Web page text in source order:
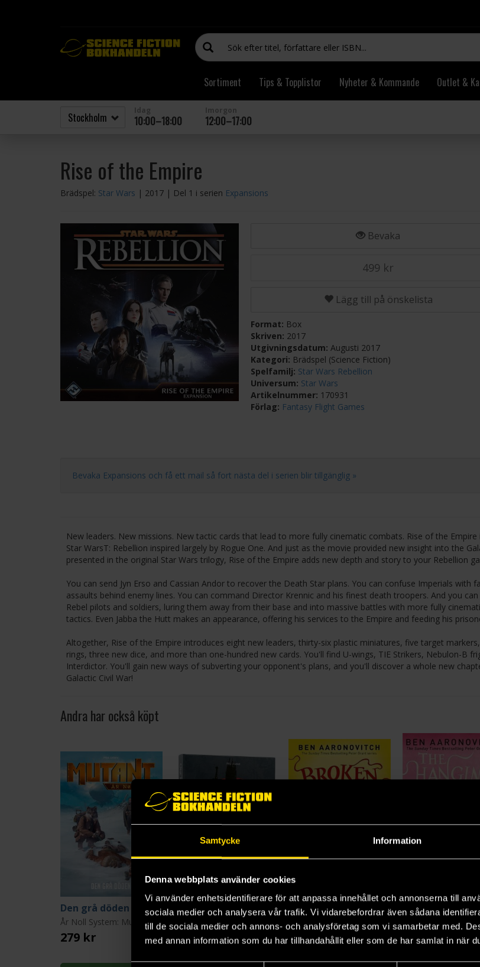
Samtycke Information
Denna webbplats använder cookies
Vi använder enhetsidentifierare för att anpassa innehållet och annonserna till
sociala medier och analysera vår trafik. Vi vidarebefordrar även sådana
till de sociala medier och annons- och analysföretag som vi samarbetar med.
med annan information som du har tillhandahållit eller som de har samlat in när
Sortiment Tips & Topplistor Nyheter & Kommande Outlet &
10:00–18:00 12:00–17:00
Rise of the Empire
Brädspel: Star Wars | 2017 | Del 1 i serien Expansions
Bevaka
499 kr
Lägg till på önskelista
Format: Box
Skriven: 2017
Utgivningsdatum:Augusti 2017
Kategori: Brädspel (Science Fiction)
Spelfamilj: Star Wars Rebellion
Universum: Star Wars
Artikelnummer: 170931
Förlag: Fantasy Flight Games
Bevaka Expansions och få ett mail så fort nästa del i serien blir tillgänglig »
New leaders. New missions. New tactic cards that lead to more fully cinematic combats. Rise of the
Star WarsT: Rebellion inspired largely by Rogue One. And just as the movie provided new insight into the
presented in the original Star Wars trilogy, Rise of the Empire adds new depth and story to your Rebellion
You can send Jyn Erso and Cassian Andor to recover the Death Star plans. You can confuse Imperials with
assaults behind enemy lines. You can command Director Krennic and his finest death troopers. And you
Rebel pilots and soldiers, luring them away from their base and into massive battles with more fully
tactics. Even Jabba the Hutt makes an appearance, offering his services to the Empire and feeding his
Altogether, Rise of the Empire introduces eight new leaders, thirty-six plastic miniatures, five target
rings, three new dice, and more than one-hundred new cards. You'll find U-wings, TIE Strikers, Nebulon-B
Interdictor. You'll gain new ways of subverting your opponent's plans, and you'll discover a whole new
Galactic Civil War!
Andra har också köpt
Den grå döden
År Noll System: Mutant År Noll
279 kr
The One Ring RPG - Core Rulebook
The One Ring - Roleplaying in the World of The Lord of the Rings
479 kr
Broken Homes
Ben Aaronovitch
179 kr
The Hanging
Ben Aaronovitch
179 kr